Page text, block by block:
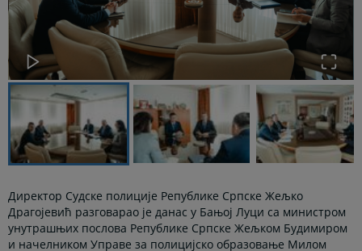
Директор Судске полиције Републике Српске Жељко
Драгојевић разговарао је данас у Бањој Луци са министром
унутрашњих послова Републике Српске Жељком Будимиром
и начелником Управе за полицијско образовање Милом